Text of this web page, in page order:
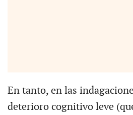
En tanto, en las
deterioro cognitivo leve